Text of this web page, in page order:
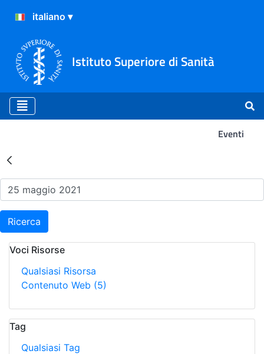
Istituto Superiore di Sanità
Eventi
Risultati della Ricerca -
Ricerca
Voci Risorse
Qualsiasi Risorsa
Contenuto Web (5)
Tag
Qualsiasi Tag